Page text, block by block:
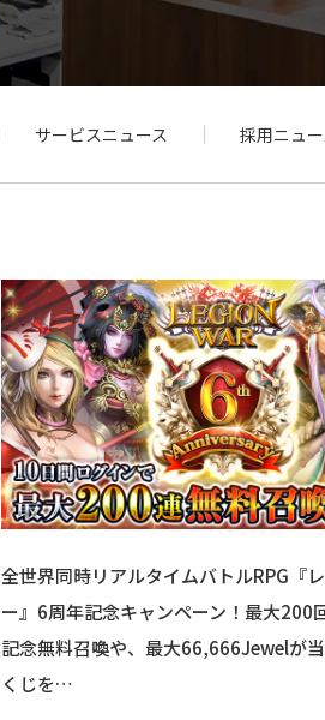
サービスニュース 採用ニュ
全世界同時リアルタイムバトルRPG『
ー』6周年記念キャンペーン！最大200
記念無料召喚や、最大66,666Jewelが
くじを…